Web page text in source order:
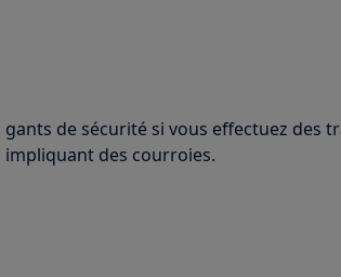
gants de sécurité si vous effectuez des
des courroies.